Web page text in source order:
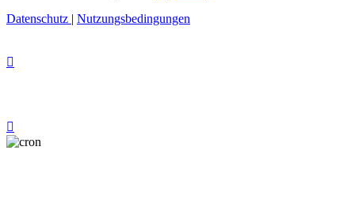
Datenschutz | Nutzungsbedingungen